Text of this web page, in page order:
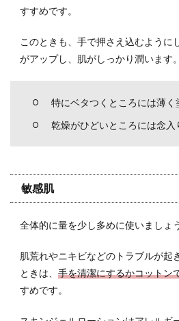
すすめです。
このときも、手で押さえ込むように
がアップし、肌がしっかり潤います。
特にベタつくところには薄く
乾燥がひどいところには念入
敏感肌
全体的に量を少し多めに使いましょう
肌荒れやニキビなどのトラブルが起
ときは、 手を清潔にするかコットン
すめです。